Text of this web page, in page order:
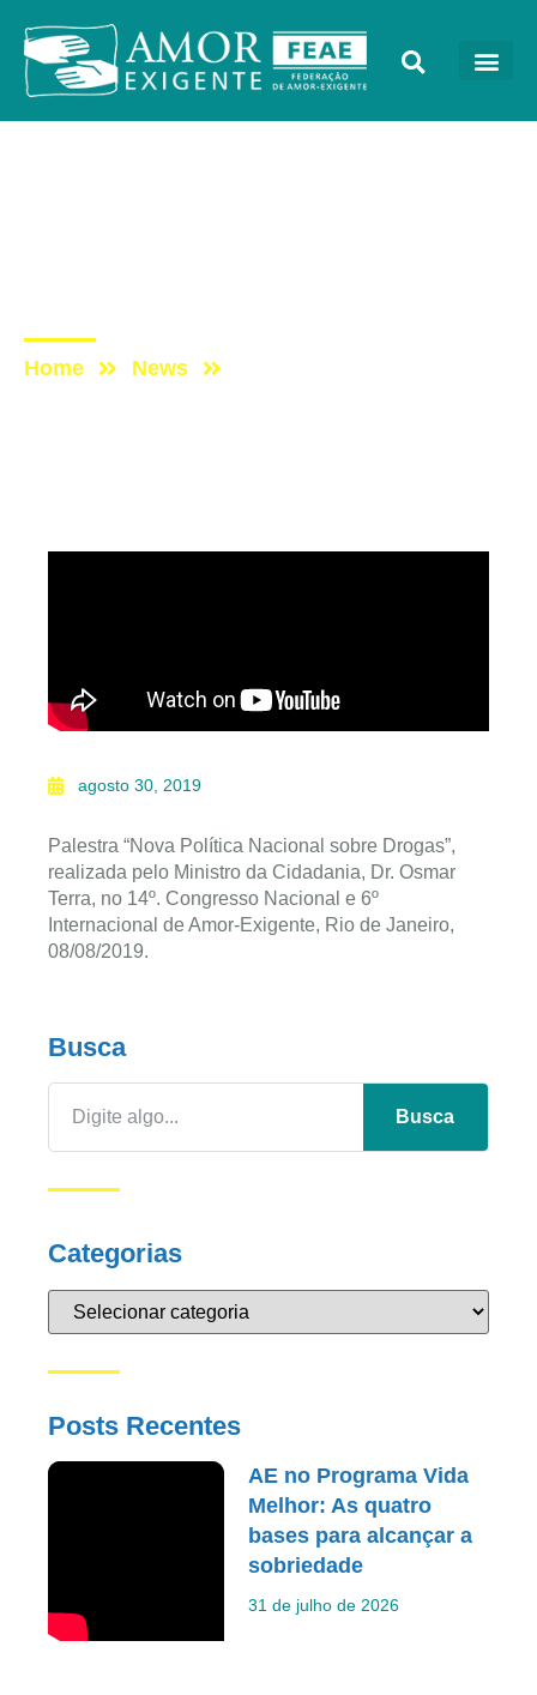
Home News
agosto 30, 2019
Palestra “Nova Política Nacional sobre Drogas”,
realizada pelo Ministro da Cidadania, Dr. Osmar
Terra, no 14º. Congresso Nacional e 6º
Internacional de Amor-Exigente, Rio de Janeiro,
08/08/2019.
Busca
Busca
Categorias
Posts Recentes
AE no Programa Vida
Melhor: As quatro
bases para alcançar a
sobriedade
31 de julho de 2026